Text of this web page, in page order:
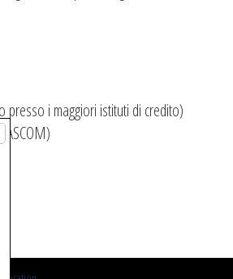
presso i maggiori istituti di credito)
ASCOM)